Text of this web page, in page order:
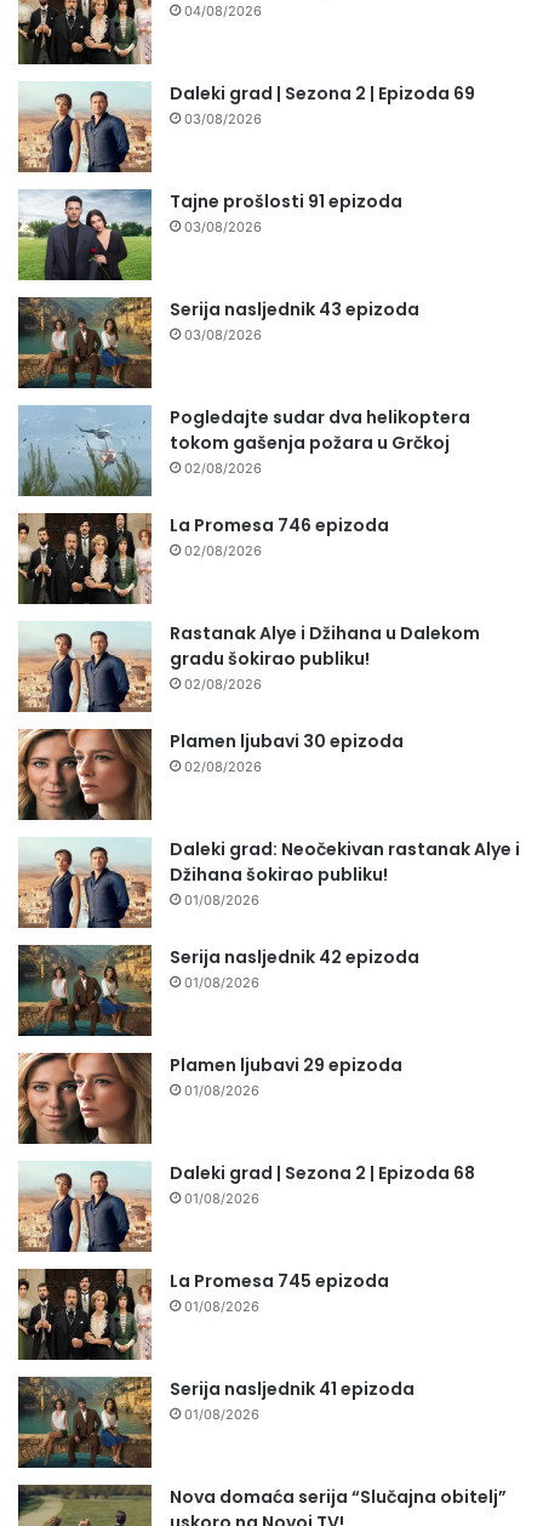
04/08/2026
Daleki grad | Sezona 2 | Epizoda 69
03/08/2026
Tajne prošlosti 91 epizoda
03/08/2026
Serija nasljednik 43 epizoda
03/08/2026
Pogledajte sudar dva helikoptera
tokom gašenja požara u Grčkoj
02/08/2026
La Promesa 746 epizoda
02/08/2026
Rastanak Alye i Džihana u Dalekom
gradu šokirao publiku!
02/08/2026
Plamen ljubavi 30 epizoda
02/08/2026
Daleki grad: Neočekivan rastanak Alye i
Džihana šokirao publiku!
01/08/2026
Serija nasljednik 42 epizoda
01/08/2026
Plamen ljubavi 29 epizoda
01/08/2026
Daleki grad | Sezona 2 | Epizoda 68
01/08/2026
La Promesa 745 epizoda
01/08/2026
Serija nasljednik 41 epizoda
01/08/2026
Nova domaća serija “Slučajna obitelj”